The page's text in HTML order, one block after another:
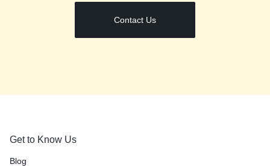
Contact Us
Get to Know Us
Blog